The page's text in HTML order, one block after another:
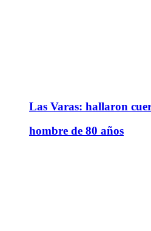
Las Varas: hallaron
hombre de 80 años